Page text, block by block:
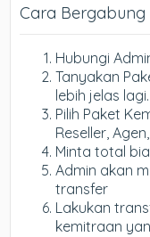
Cara Bergabung
Hubungi
Tanyakan
lebih jelas lagi.
Pilih Paket
Reseller,
Minta total
Admin akan
transfer
Lakukan
kemitraan